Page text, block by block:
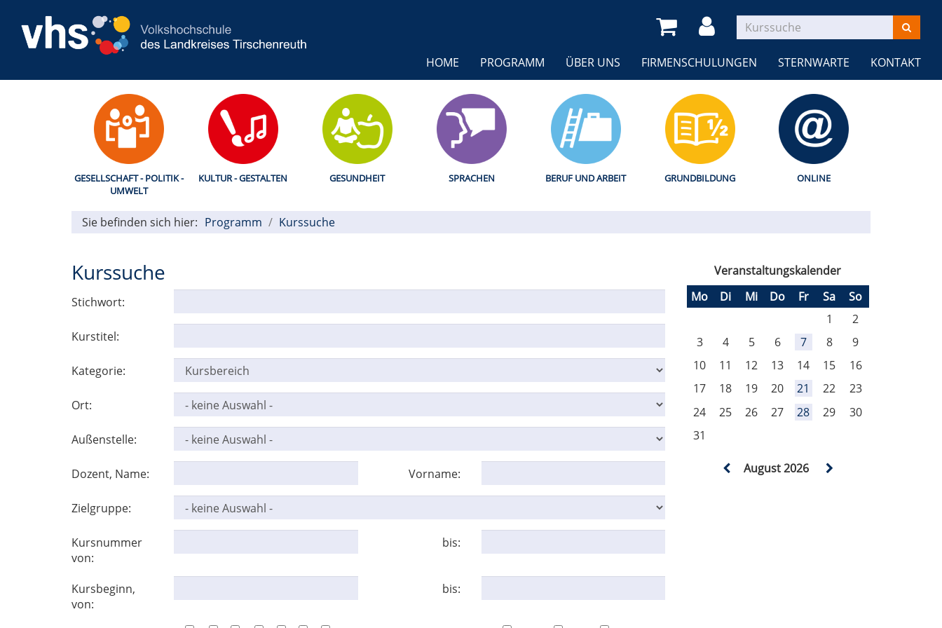
HOME PROGRAMM ÜBER UNS FIRMENSCHULUNGEN STERNWARTE KONTAKT
GESELLSCHAFT - POLITIK -
UMWELT
KULTUR - GESTALTEN GESUNDHEIT SPRACHEN BERUF UND ARBEIT GRUNDBILDUNG ONLINE
Sie befinden sich hier: Programm Kurssuche
Kurssuche
Stichwort:
Kurstitel:
Kategorie:
Ort:
Außenstelle:
Dozent, Name: Vorname:
Zielgruppe:
Kursnummer
von:
bis:
Kursbeginn,
von:
bis:
Veranstaltungskalender
Mo
Di Mi Do Fr Sa
So
1
2
3
4 5 6 7 8
9
10
11 12 13 14 15
16
17
18 19 20 21 22
23
24
25 26 27 28 29
30
31
August 2026